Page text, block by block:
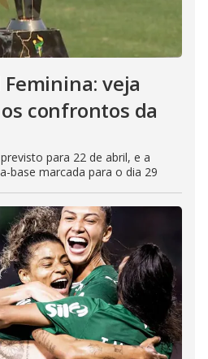
Feminina: veja
confrontos da
para 22 de abril, e a
base marcada para o dia 29